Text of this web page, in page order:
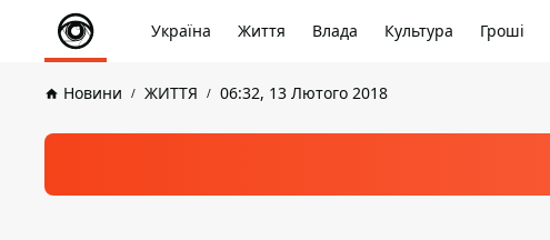
Україна Життя Влада Культура Гроші
Новини ЖИТТЯ 06:32, 13 Лютого 2018